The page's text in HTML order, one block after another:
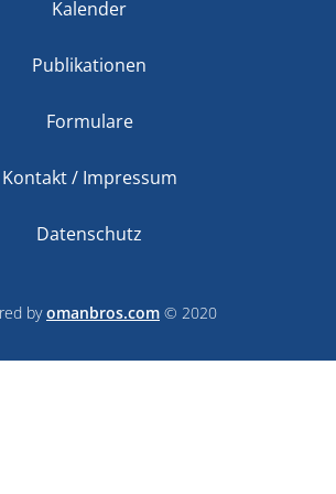
Kalender
Publikationen
Formulare
Kontakt / Impressum
Datenschutz
byomanbros.com © 2020